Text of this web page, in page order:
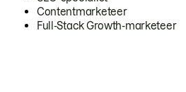
Contentmarketeer
Full-Stack Growth-marketeer